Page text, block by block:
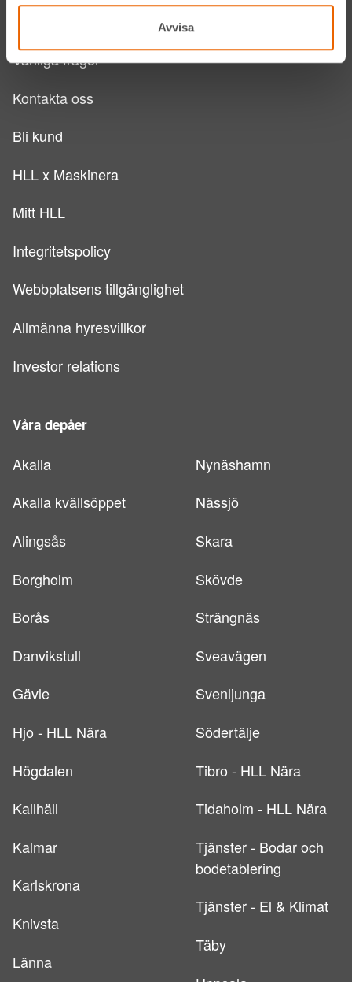
Avvisa
Vanliga frågor
Kontakta oss
Bli kund
HLL x Maskinera
Mitt HLL
Integritetspolicy
Webbplatsens tillgänglighet
Allmänna hyresvillkor
Investor relations
Våra depåer
Akalla
Akalla kvällsöppet
Alingsås
Borgholm
Borås
Danvikstull
Gävle
Hjo - HLL Nära
Högdalen
Kallhäll
Kalmar
Karlskrona
Knivsta
Länna
Nynäshamn
Nässjö
Skara
Skövde
Strängnäs
Sveavägen
Svenljunga
Södertälje
Tibro - HLL Nära
Tidaholm - HLL Nära
Tjänster - Bodar och
bodetablering
Tjänster - El & Klimat
Täby